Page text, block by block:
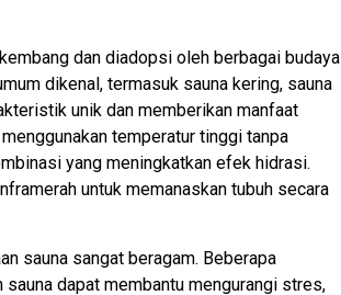
dan diadopsi oleh berbagai budaya
dikenal, termasuk sauna kering, sauna
unik dan memberikan manfaat
temperatur tinggi tanpa
yang meningkatkan efek hidrasi.
untuk memanaskan tubuh secara
sauna sangat beragam. Beberapa
dapat membantu mengurangi stres,